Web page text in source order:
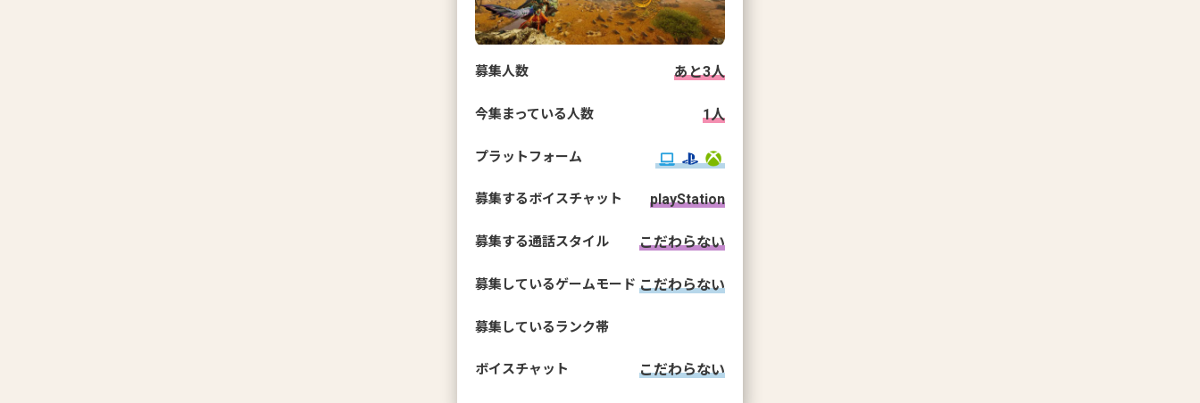
募集人数 あと3人
今集まっている人数 1人
プラットフォーム
募集するボイスチャット playStation
募集する通話スタイル こだわらない
募集しているゲームモード こだわらない
募集しているランク帯
ボイスチャット こだわらない